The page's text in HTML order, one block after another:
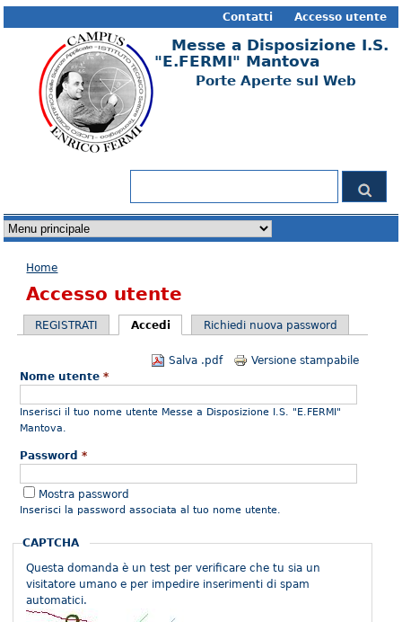
Accesso utente
Contatti
Messe a Disposizione I.S.
"E.FERMI" Mantova
Porte Aperte sul Web
Tu sei qui
Home
Accesso utente
Schede primarie
REGISTRATI Accedi(scheda attiva)
Richiedi nuova password
Versione stampabile
Salva .pdf
Nome utente*
Inserisci il tuo nome utente Messe a Disposizione I.S. "E.FERMI"
Mantova.
Password*
Mostra password
Inserisci la password associata al tuo nome utente.
CAPTCHA
Questa domanda è un test per verificare che tu sia un
visitatore umano e per impedire inserimenti di spam
automatici.